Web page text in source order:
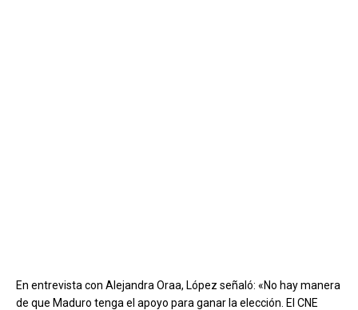
En entrevista con Alejandra Oraa, López señaló: «No hay manera
de que Maduro tenga el apoyo para ganar la elección. El CNE